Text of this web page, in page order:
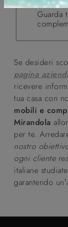
Guarda
Se desideri
pagina
ricevere
tua casa con
mobili e
Mirandola
per te.
nostro
ogni cliente
italiane
garantendo